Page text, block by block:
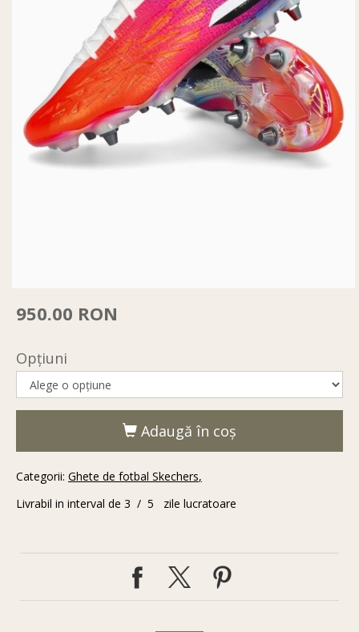
950.00 RON
Opţiuni
Adaugă în coş
Categorii: Ghete de fotbal Skechers
Livrabil in interval de 3 / 5 zile lucratoare